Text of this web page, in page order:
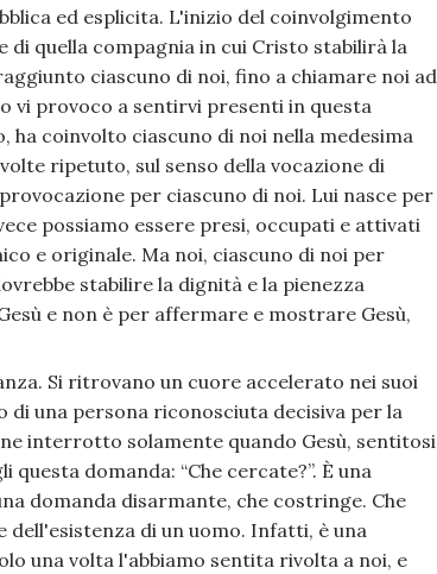
ed esplicita. L'inizio del coinvolgimento
quella compagnia in cui Cristo stabilirà la
ciascuno di noi, fino a chiamare noi ad
vi provoco a sentirvi presenti in questa
coinvolto ciascuno di noi nella medesima
ripetuto, sul senso della vocazione di
per ciascuno di noi. Lui nasce per
possiamo essere presi, occupati e attivati
e originale. Ma noi, ciascuno di noi per
stabilire la dignità e la pienezza
e non è per affermare e mostrare Gesù,
Si ritrovano un cuore accelerato nei suoi
una persona riconosciuta decisiva per la
interrotto solamente quando Gesù, sentitosi
domanda: “Che cercate?”. È una
domanda disarmante, che costringe. Che
di un uomo. Infatti, è una
una volta l'abbiamo sentita rivolta a noi, e